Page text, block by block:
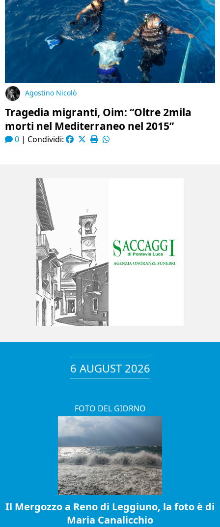
Agostino Nicolò
Tragedia migranti, Oim: “Oltre 2mila
morti nel Mediterraneo nel 2015”
0 | Condividi:
6 AUGUST 2026
FOTO DEL GIORNO
Il Mergozzo a Reno di Leggiuno, la foto è di
Maria Canalicchio